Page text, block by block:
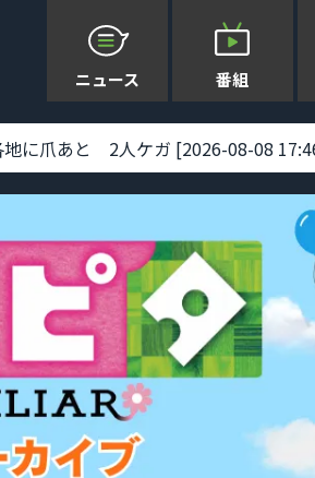
ニュース 番組
[2026-08-08 14:13:00]